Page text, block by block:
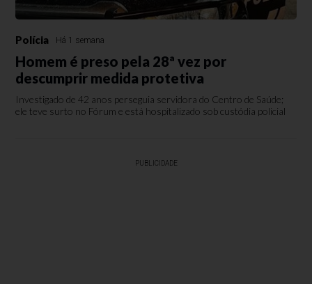
Polícia Há 1 semana
Homem é preso pela 28ª vez por
descumprir medida protetiva
Investigado de 42 anos perseguia servidora do Centro de Saúde;
ele teve surto no Fórum e está hospitalizado sob custódia policial
PUBLICIDADE